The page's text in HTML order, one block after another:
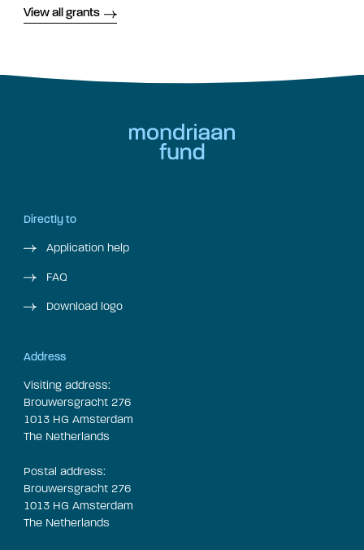
View all grants
Directly to
Application help
FAQ
Download logo
Address
Visiting address:
Brouwersgracht 276
1013 HG Amsterdam
The Netherlands
Postal address:
Brouwersgracht 276
1013 HG Amsterdam
The Netherlands